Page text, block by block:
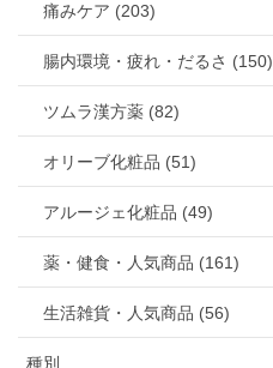
痛みケア (203)
腸内環境・疲れ・だるさ (150)
ツムラ漢方薬 (82)
オリーブ化粧品 (51)
アルージェ化粧品 (49)
薬・健食・人気商品 (161)
生活雑貨・人気商品 (56)
種別